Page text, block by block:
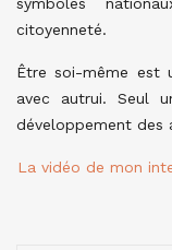
symboles
citoyenneté.
Être soi-même est
avec autrui. Seul
développement des
La vidéo de mon